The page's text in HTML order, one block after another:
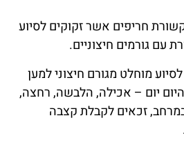
חריפים אשר זקוקים לסיוע
עם גורמים חיצוניים.
מוחלט מגורם חיצוני למען
יום – אכילה, הלבשה, רחצה,
זכאים לקבלת קצבה